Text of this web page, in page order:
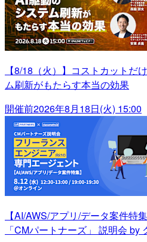
【8/18（火）】コストカットだ
ム刷新がもたらす本当の効果
開催前2026年8月18日(火) 15:00
【AI/AWS/アプリ/データ案件特
「CMパートナーズ」 説明会 by